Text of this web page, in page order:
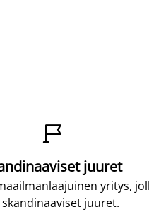

juuret
yritys,
juuret.